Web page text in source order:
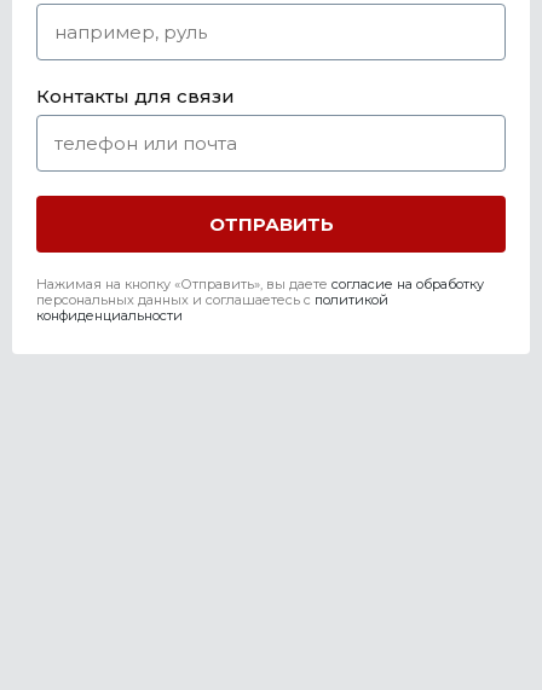
Контакты для связи
Нажимая на кнопку «Отправить», вы даете согласие на обработку
персональных данных и соглашаетесь c политикой
конфиденциальности